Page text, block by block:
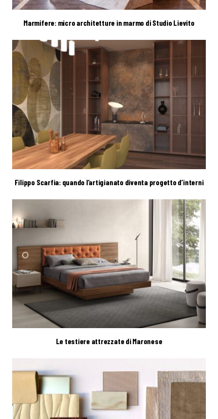
Marmifere: micro architetture in marmo di Studio Lievito
Filippo Scarfia: quando l’artigianato diventa progetto d’interni
Le testiere attrezzate di Maronese